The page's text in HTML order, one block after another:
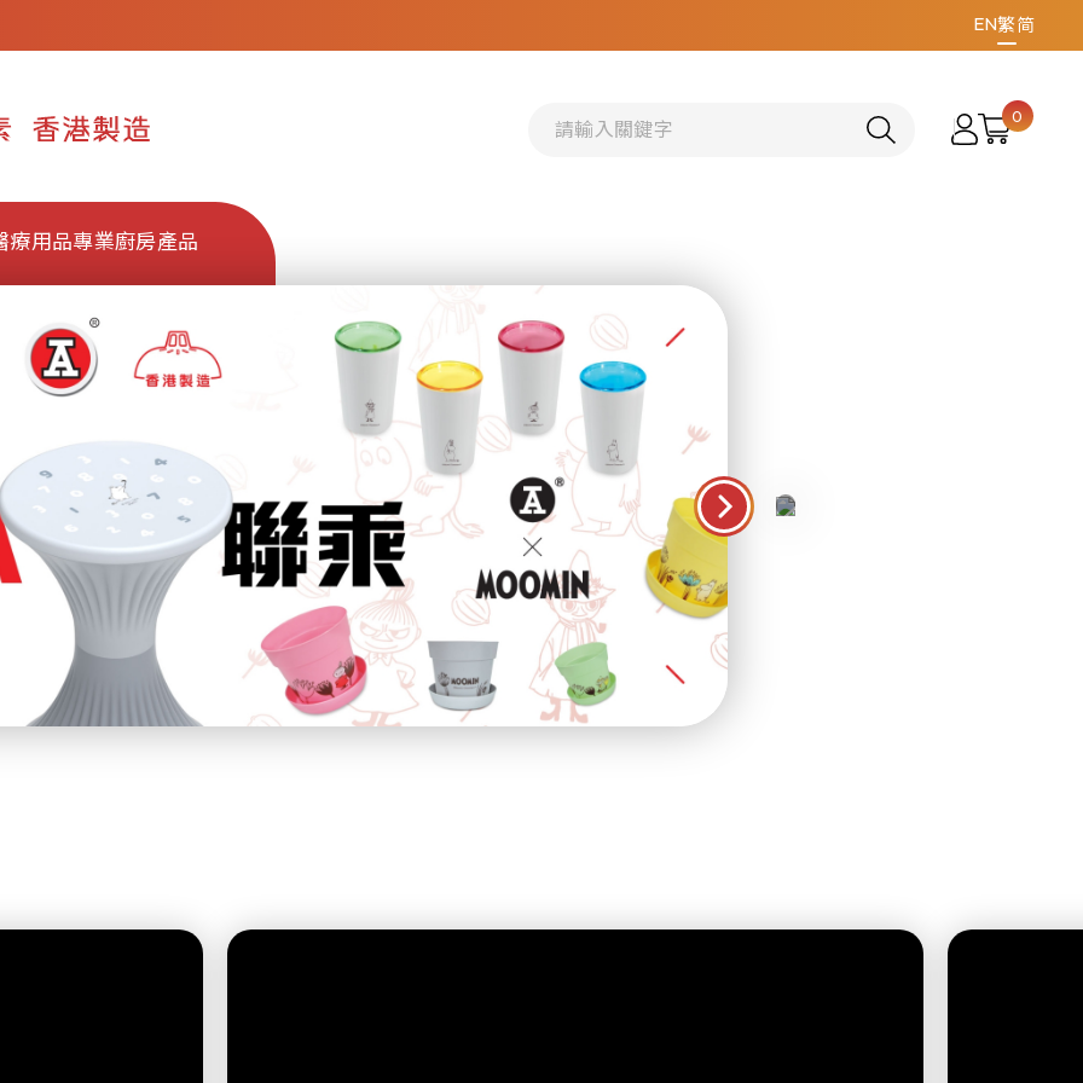
EN繁简
0
療用品專業廚房產品